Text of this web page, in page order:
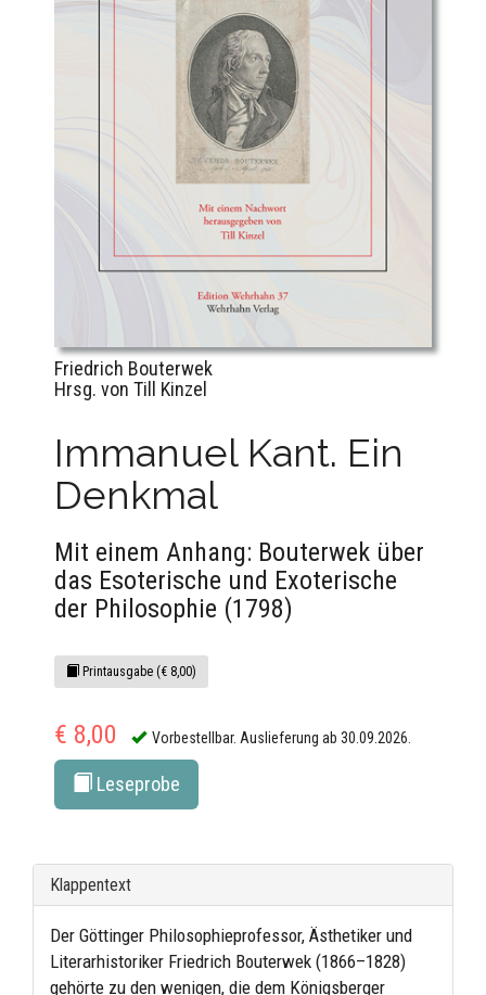
Friedrich Bouterwek
Hrsg. von Till Kinzel
Immanuel Kant. Ein
Denkmal
Mit einem Anhang: Bouterwek über
das Esoterische und Exoterische
der Philosophie (1798)
Printausgabe (€ 8,00)
€ 8,00 Vorbestellbar. Auslieferung ab 30.09.2026.
Leseprobe
Klappentext
Der Göttinger Philosophieprofessor, Ästhetiker und
Literarhistoriker Friedrich Bouterwek (1866–1828)
gehörte zu den wenigen, die dem Königsberger